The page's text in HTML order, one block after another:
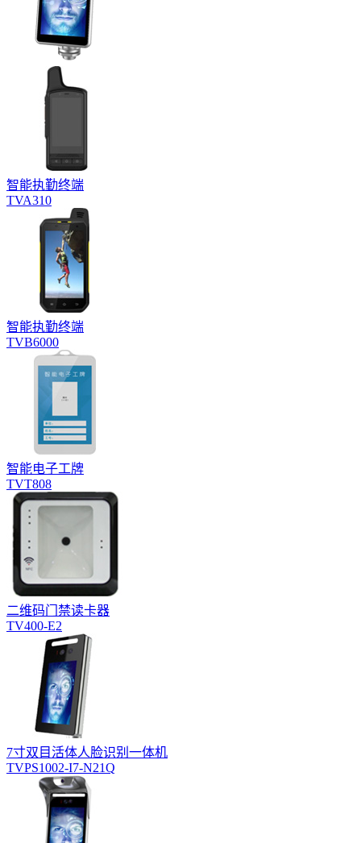
智能执勤终端
TVA310
智能执勤终端
TVB6000
智能电子工牌
TVT808
二维码门禁读卡器
TV400-E2
7寸双目活体人脸识别一体机
TVPS1002-I7-N21Q